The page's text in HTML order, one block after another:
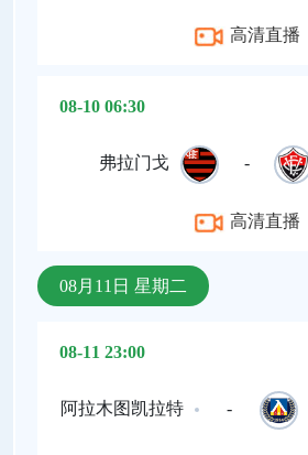
高清直播
08-10 06:30
弗拉门戈 -
高清直播
08月11日 星期二
08-11 23:00
阿拉木图凯拉特 -